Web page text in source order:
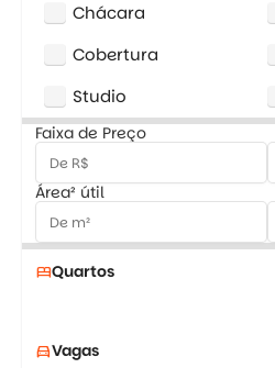
Chácara
Cobertura
Studio
Faixa de Preço
Área² útil
bedQuartos
directions_carVagas